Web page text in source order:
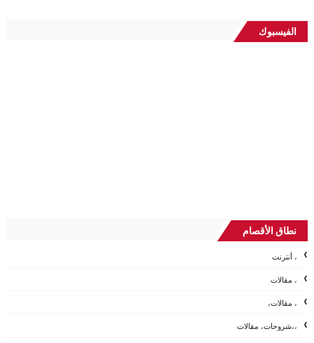
الفيسبوك
نطاق الأقصام
، أنترنت
، مقالات
، مقالات،
،،شروحات، مقالات